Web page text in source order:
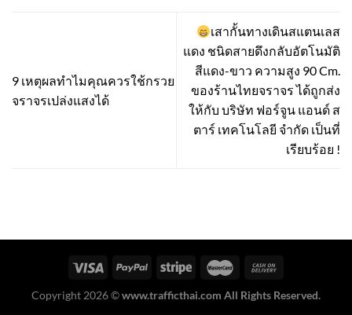
9 เหตุผลทำไมคุณควรใช้กรวย
จราจรเปล่งแสงได้
เสากั้นทางเดินสแตนเลส
แดง ชนิดสายดึงกลับอัตโนมัติ
สีแดง-ขาว ความสูง 90 Cm.
ของร้านไทยจราจร ได้ถูกส่ง
ให้กับ บริษัท ฟอร์จูน แอนด์ ส
ตาร์ เทคโนโลยี จำกัด เป็นที่
เรียบร้อย !
Copyright 2026 ©www.trafficthai.com All Rights Reserved.